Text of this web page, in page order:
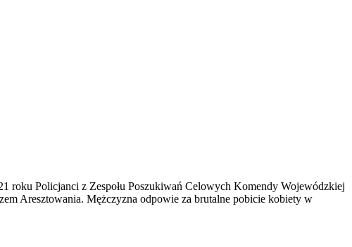
roku Policjanci z Zespołu Poszukiwań Celowych Komendy Wojewódzkiej
Aresztowania. Mężczyzna odpowie za brutalne pobicie kobiety w